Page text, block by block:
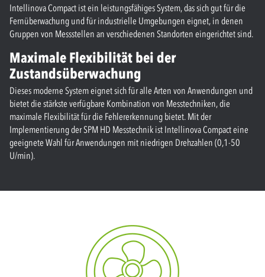
Intellinova Compact ist ein leistungsfähiges System, das sich gut für die
Fernüberwachung und für industrielle Umgebungen eignet, in denen
Gruppen von Messstellen an verschiedenen Standorten eingerichtet sind.
Maximale Flexibilität bei der
Zustandsüberwachung
Dieses moderne System eignet sich für alle Arten von Anwendungen und
bietet die stärkste verfügbare Kombination von Messtechniken, die
maximale Flexibilität für die Fehlererkennung bietet. Mit der
Implementierung der SPM HD Messtechnik ist Intellinova Compact eine
geeignete Wahl für Anwendungen mit niedrigen Drehzahlen (0,1-50
U/min).